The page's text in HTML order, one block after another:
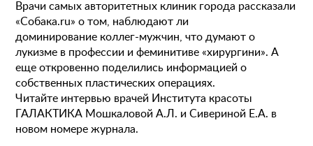
Врачи самых авторитетных клиник города рассказали
«Собака.ru» о том, наблюдают ли
доминирование коллег-мужчин, что думают о
лукизме в профессии и феминитиве «хирургини». А
еще откровенно поделились информацией о
собственных пластических операциях.
Читайте интервью врачей Института красоты
ГАЛАКТИКА Мошкаловой А.Л. и Сивериной Е.А. в
новом номере журнала.